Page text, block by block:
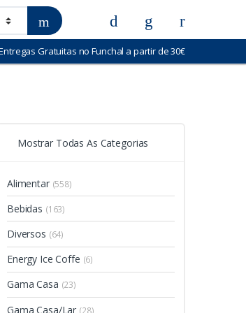
Gratuitas no Funchal a partir de 30€
Mostrar Todas As Categorias
Alimentar (558)
Bebidas (163)
Diversos (64)
Energy Ice Coffe (6)
Gama Casa (23)
Gama Casa/Lar (28)